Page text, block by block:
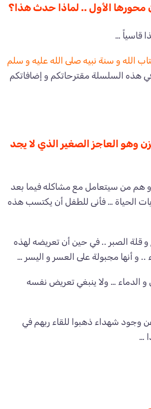
محورها الأول .. لماذا حدث هذا؟
قاسياً …
الله و سنة نبيه صلى الله عليه و سلم
هذه السلسلة مقترحاتكم و إضافاتكم
وهو العاجز الصغير الذي لا يجد
و هم من سيتعامل مع مشاكله فيما بعد
الحياة … فأنى للطفل أن يكتسب هذه
و قلة الصبر .. في حين أن تعريضه لهذه
.. و أنها مجبولة على العسر و اليسر …
الدماء … ولا ينبغي تعريض نفسه
وجود شهداء ذهبوا للقاء ربهم في
…